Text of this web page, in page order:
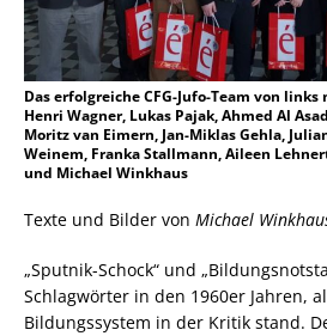
Das erfolgreiche CFG-Jufo-Team von links
Henri Wagner, Lukas Pajak, Ahmed Al
Moritz van Eimern, Jan-Miklas Gehla,
Weinem, Franka Stallmann, Aileen
und Michael Winkhaus
Texte und Bilder von Michael
„Sputnik-Schock“ und
Schlagwörter in den 1960er Jahren,
Bildungssystem in der Kritik stand.